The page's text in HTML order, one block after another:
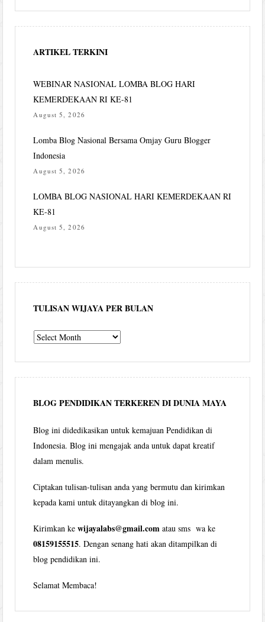
ARTIKEL TERKINI
WEBINAR NASIONAL LOMBA BLOG HARI
KEMERDEKAAN RI KE-81
August 5, 2026
Lomba Blog Nasional Bersama Omjay Guru Blogger
Indonesia
August 5, 2026
LOMBA BLOG NASIONAL HARI KEMERDEKAAN RI
KE-81
August 5, 2026
TULISAN WIJAYA PER BULAN
Tulisan
per
bulan
BLOG PENDIDIKAN TERKEREN DI DUNIA MAYA
Blog ini didedikasikan untuk kemajuan Pendidikan di
Indonesia. Blog ini mengajak anda untuk dapat kreatif
dalam menulis.
Ciptakan tulisan-tulisan anda yang bermutu dan kirimkan
kepada kami untuk ditayangkan di blog ini.
Kirimkan kewijayalabs@gmail.com atau sms wa ke
08159155515. Dengan senang hati akan ditampilkan di
blog pendidikan ini.
Selamat Membaca!